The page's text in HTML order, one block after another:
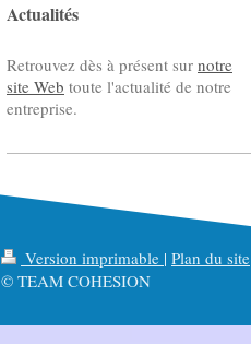
Actualités
Retrouvez dès à présent sur notre
site Web toute l'actualité de notre
entreprise.
Version imprimable | Plan du site
© TEAM COHESION